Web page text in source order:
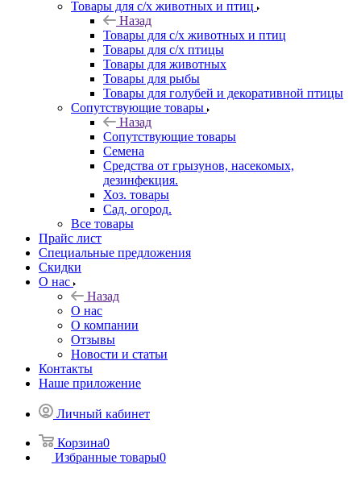
Товары для с/х животных и птиц
Назад
Товары для с/х животных и птиц
Товары для с/х птицы
Товары для животных
Товары для рыбы
Товары для голубей и декоративной птицы
Сопутствующие товары
Назад
Сопутствующие товары
Семена
Средства от грызунов, насекомых,
дезинфекция.
Хоз. товары
Сад, огород.
Все товары
Прайс лист
Специальные предложения
Скидки
О нас
Назад
О нас
О компании
Отзывы
Новости и статьи
Контакты
Наше приложение
Личный кабинет
Корзина0
Избранные товары0